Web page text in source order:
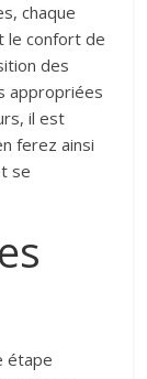
chaque
le confort de
des
appropriées
il est
ferez ainsi
se
étape